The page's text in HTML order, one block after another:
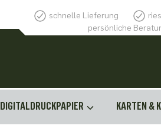
schnelle Lieferung
persönliche
DIGITALDRUCKPAPIER KARTEN &